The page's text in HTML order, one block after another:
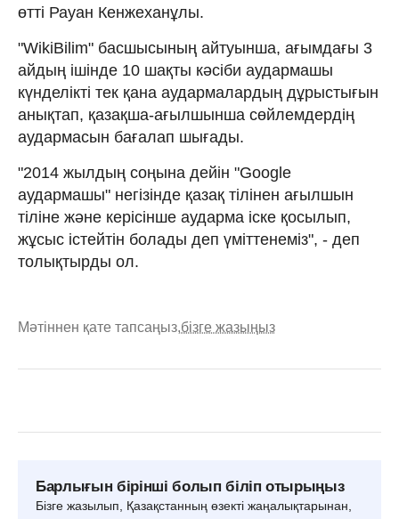
өттi Рауан Кенжеханұлы.
"WikiBilim" басшысының айтуынша, ағымдағы 3
айдың iшiнде 10 шақты кәсiби аудармашы
күнделiктi тек қана аудармалардың дұрыстығын
анықтап, қазақша-ағылшынша сөйлемдердiң
аудармасын бағалап шығады.
"2014 жылдың соңына дейiн "Google
аудармашы" негiзiнде қазақ тiлiнен ағылшын
тiлiне және керiсiнше аударма iске қосылып,
жұсыс iстейтiн болады деп үмiттенемiз", - деп
толықтырды ол.
Мәтіннен қате тапсаңыз,бізге жазыңыз
Барлығын бірінші болып біліп отырыңыз
Бізге жазылып, Қазақстанның өзекті жаңалықтарынан,